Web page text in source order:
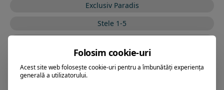
Exclusiv Paradis
Stele 1-5
Folosim cookie-uri
Acest site web folosește cookie-uri pentru a îmbunătăți experiența
generală a utilizatorului.